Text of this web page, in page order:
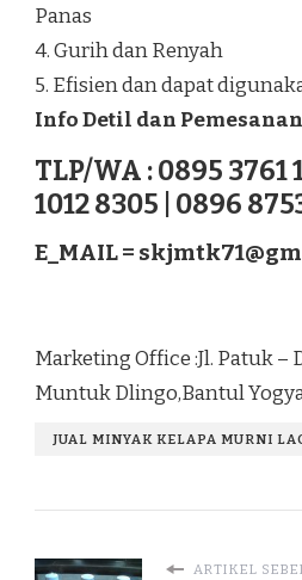
Panas
4. Gurih dan Renyah
5. Efisien dan dapat
Info Detil dan
TLP/WA : 0895 3761
1012 8305 | 0896
E_MAIL =
Marketing Office :Jl. Patuk –
Muntuk Dlingo,Bantul
JUAL MINYAK KELAPA MURNI
ARTIKEL